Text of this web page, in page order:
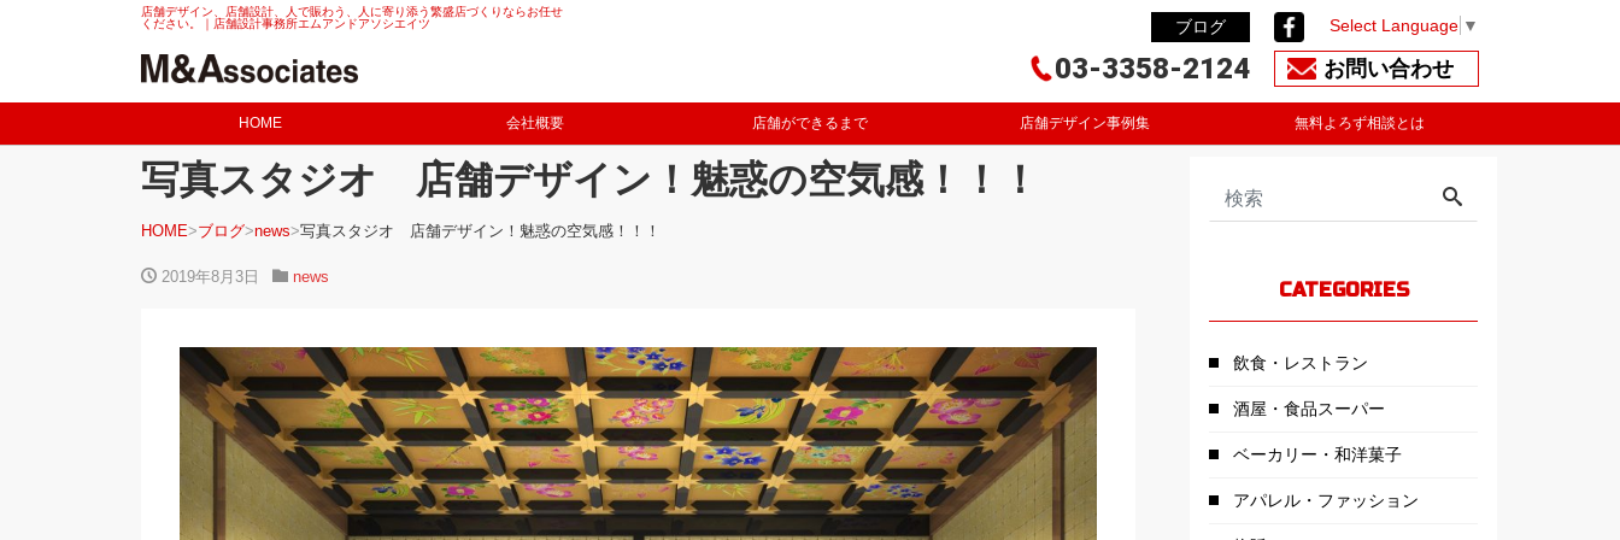
店舗デザイン、店舗設計、人で賑わう、人に寄り添う繁盛店づくりならお任せ
ください。｜店舗設計事務所エムアンドアソシエイツ
Select Language ▼
ブログ
お問い合わせ
03-3358-2124
HOME 会社概要 店舗ができるまで 店舗デザイン事例集 無料よろず相談とは
写真スタジオ 店舗デザイン！魅惑の空気感！！！
HOME ブログ news 写真スタジオ 店舗デザイン！魅惑の空気感！！！
2019年8月3日 news
CATEGORIES
飲食・レストラン
酒屋・食品スーパー
ベーカリー・和洋菓子
アパレル・ファッション